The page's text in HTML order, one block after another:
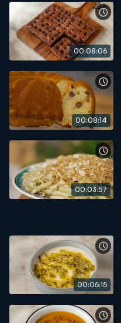
00:08:06
00:08:14
00:03:57
00:05:15